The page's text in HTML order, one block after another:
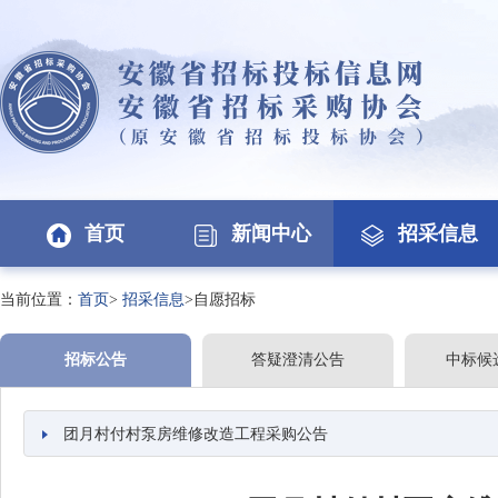
首页 新闻中心 招采信息
当前位置： 首页> 招采信息>自愿招标
招标公告 答疑澄清公告 中标候
团月村付村泵房维修改造工程采购公告